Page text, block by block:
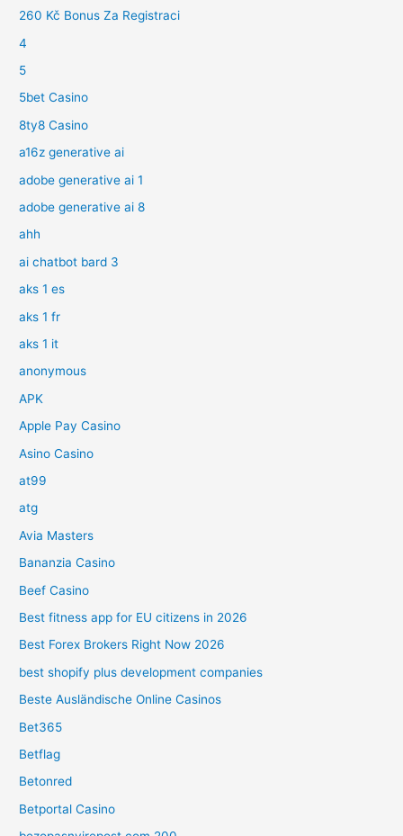
260 Kč Bonus Za Registraci
4
5
5bet Casino
8ty8 Casino
a16z generative ai
adobe generative ai 1
adobe generative ai 8
ahh
ai chatbot bard 3
aks 1 es
aks 1 fr
aks 1 it
anonymous
APK
Apple Pay Casino
Asino Casino
at99
atg
Avia Masters
Bananzia Casino
Beef Casino
Best fitness app for EU citizens in 2026
Best Forex Brokers Right Now 2026
best shopify plus development companies
Beste Ausländische Online Casinos
Bet365
Betflag
Betonred
Betportal Casino